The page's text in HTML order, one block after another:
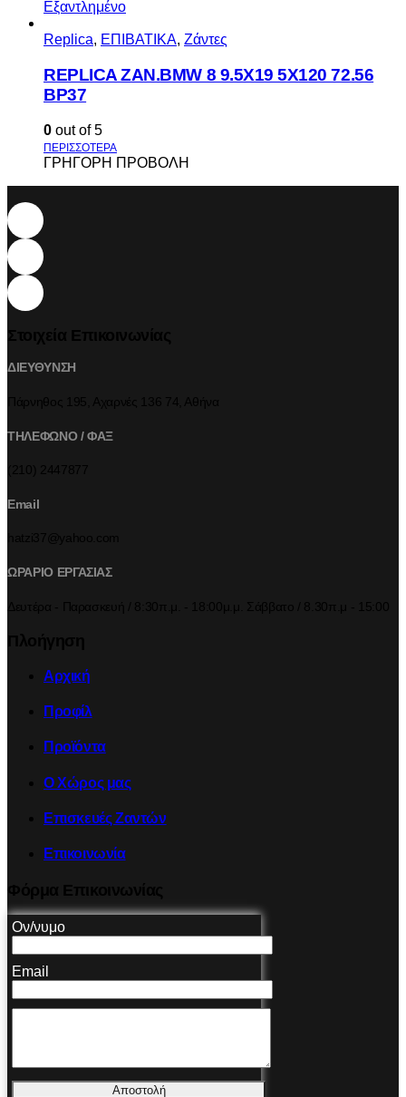
Εξαντλημένο
Replica, ΕΠΙΒΑΤΙΚΑ, Ζάντες
REPLICA ZAN.BMW 8 9.5X19 5X120 72.56
BP37
0 out of 5
ΓΡΗΓΟΡΗ ΠΡΟΒΟΛΗ
ΔΙΕΥΘΥΝΣΗ
ΤΗΛΕΦΩΝΟ / ΦΑΞ
Email
ΩΡΑΡΙΟ ΕΡΓΑΣΙΑΣ
Αρχική
Προφίλ
Προϊόντα
Ο Χώρος μας
Επισκευές Ζαντών
Επικοινωνία
Ον/νυμο
Email
Αποστολή